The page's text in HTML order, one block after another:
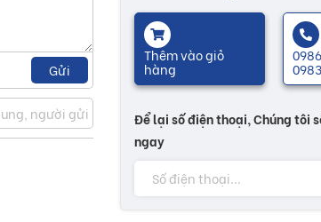
Gửi
Thêm vào giỏ
hàng
Để lại số điện thoại, Chúng tôi
ngay